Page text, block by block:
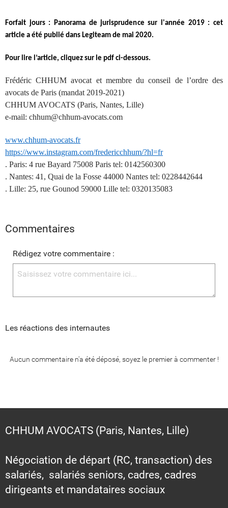
Forfait jours : Panorama de jurisprudence sur l'année 2019 : cet
article a été publié dans Legiteam de mai 2020.
Pour lire l’article, cliquez sur le pdf ci-dessous.
Frédéric CHHUM avocat et membre du conseil de l’ordre des
avocats de Paris (mandat 2019-2021)
CHHUM AVOCATS (Paris, Nantes, Lille)
e-mail: chhum@chhum-avocats.com
www.chhum-avocats.fr
https://www.instagram.com/fredericchhum/?hl=fr
. Paris: 4 rue Bayard 75008 Paris tel: 0142560300
. Nantes: 41, Quai de la Fosse 44000 Nantes tel: 0228442644
. Lille: 25, rue Gounod 59000 Lille tel: 0320135083
Commentaires
Rédigez votre commentaire :
Les réactions des internautes
Aucun commentaire n'a été déposé, soyez le premier à commenter !
CHHUM AVOCATS (Paris, Nantes, Lille)
Négociation de départ (RC, transaction) des
salariés, salariés seniors, cadres, cadres
dirigeants et mandataires sociaux